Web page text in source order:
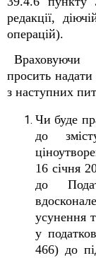
редакції,
операцій).
Враховуючи
просить надати
з наступних
Чи буде
до
16 січня
до
усунення
у
466) до